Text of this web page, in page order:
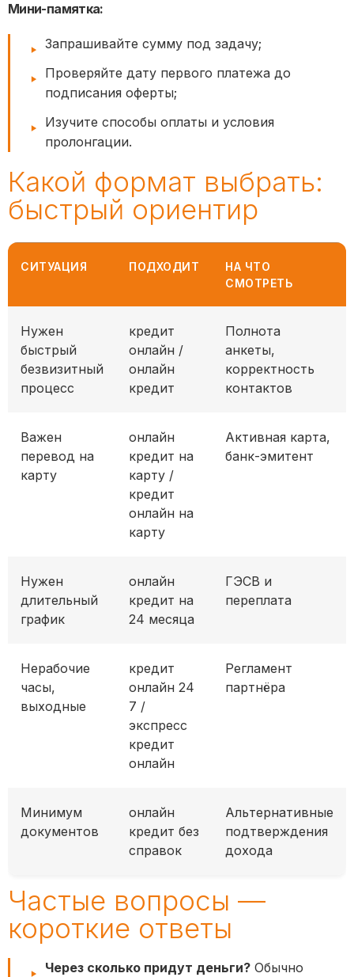
Мини-памятка:
Запрашивайте сумму под задачу;
Проверяйте дату первого платежа до
подписания оферты;
Изучите способы оплаты и условия
пролонгации.
Какой формат выбрать:
быстрый ориентир
СИТУАЦИЯ ПОДХОДИТ
НА ЧТО
СМОТРЕТЬ
Нужен
быстрый
безвизитный
процесс
кредит
онлайн /
онлайн
кредит
Полнота
анкеты,
корректность
контактов
Важен
перевод на
карту
онлайн
кредит на
карту /
кредит
онлайн на
карту
Активная карта,
банк-эмитент
Нужен
длительный
график
онлайн
кредит на
24 месяца
ГЭСВ и
переплата
Нерабочие
часы,
выходные
кредит
онлайн 24
7 /
экспресс
кредит
онлайн
Регламент
партнёра
Минимум
документов
онлайн
кредит без
справок
Альтернативные
подтверждения
дохода
Частые вопросы —
короткие ответы
Через сколько придут деньги? Обычно